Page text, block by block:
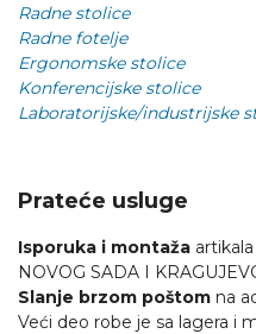
Radne stolice
Radne fotelje
Ergonomske stolice
Konferencijske stolice
Laboratorijske/industrijske
Prateće usluge
Isporuka i montaža
NOVOG SADA I
Slanje brzom poštom na
Veći deo robe je sa lagera i